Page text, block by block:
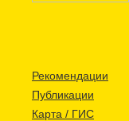
Рекомендации
Публикации
Карта / ГИС